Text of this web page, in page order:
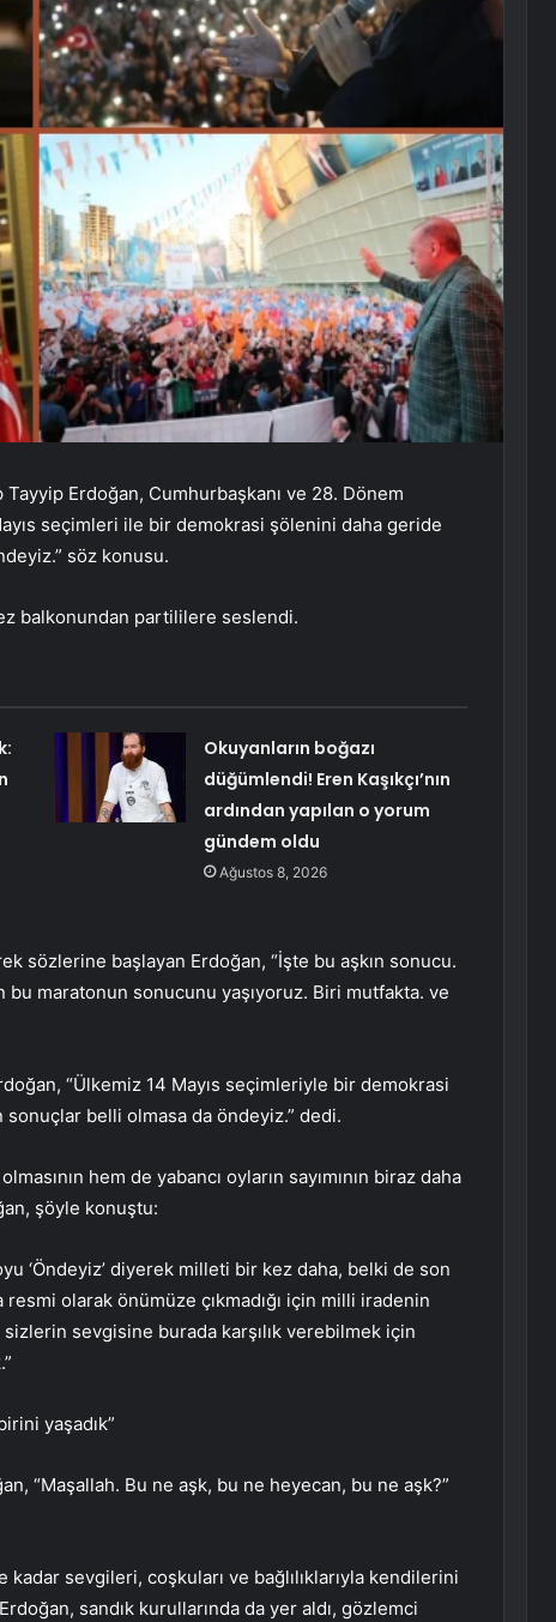
Erdoğan, Cumhurbaşkanı ve 28. Dönem
seçimleri ile bir demokrasi şölenini daha geride
söz konusu.
balkonundan partililere seslendi.
Okuyanların boğazı
düğümlendi! Eren Kaşıkçı’nın
ardından yapılan o yorum
gündem oldu
Ağustos 8, 2026
sözlerine başlayan Erdoğan, “İşte bu aşkın sonucu.
bu maratonun sonucunu yaşıyoruz. Biri mutfakta. ve
“Ülkemiz 14 Mayıs seçimleriyle bir demokrasi
sonuçlar belli olmasa da öndeyiz.” dedi.
hem de yabancı oyların sayımının biraz daha
şöyle konuştu:
‘Öndeyiz’ diyerek milleti bir kez daha, belki de son
olarak önümüze çıkmadığı için milli iradenin
sevgisine burada karşılık verebilmek için
yaşadık”
“Maşallah. Bu ne aşk, bu ne heyecan, bu ne aşk?”
sevgileri, coşkuları ve bağlılıklarıyla kendilerini
sandık kurullarında da yer aldı, gözlemci